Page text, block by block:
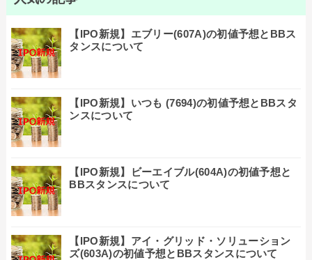
【IPO新規】エブリー(607A)の初値予想とBBス
タンスについて
【IPO新規】いつも (7694)の初値予想とBBスタ
ンスについて
【IPO新規】ビーエイブル(604A)の初値予想と
BBスタンスについて
【IPO新規】アイ・グリッド・ソリューション
ズ(603A)の初値予想とBBスタンスについて